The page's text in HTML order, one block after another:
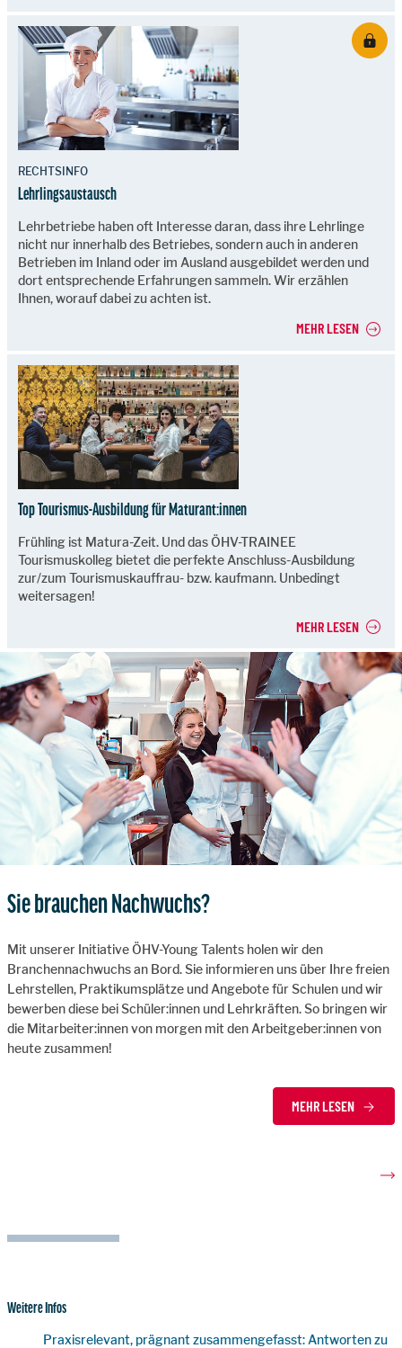
RECHTSINFO
Lehrlingsaustausch
Lehrbetriebe haben oft Interesse daran, dass ihre Lehrlinge
nicht nur innerhalb des Betriebes, sondern auch in anderen
Betrieben im Inland oder im Ausland ausgebildet werden und
dort entsprechende Erfahrungen sammeln. Wir erzählen
Ihnen, worauf dabei zu achten ist.
MEHR LESEN
Top Tourismus-Ausbildung für Maturant:innen
Frühling ist Matura-Zeit. Und das ÖHV-TRAINEE
Tourismuskolleg bietet die perfekte Anschluss-Ausbildung
zur/zum Tourismuskauffrau- bzw. kaufmann. Unbedingt
weitersagen!
MEHR LESEN
Sie brauchen Nachwuchs?
Mit unserer Initiative ÖHV-Young Talents holen wir den
Branchennachwuchs an Bord. Sie informieren uns über Ihre freien
Lehrstellen, Praktikumsplätze und Angebote für Schulen und wir
bewerben diese bei Schüler:innen und Lehrkräften. So bringen wir
die Mitarbeiter:innen von morgen mit den Arbeitgeber:innen von
heute zusammen!
MEHR LESEN
Weitere Infos
Praxisrelevant, prägnant zusammengefasst: Antworten zu